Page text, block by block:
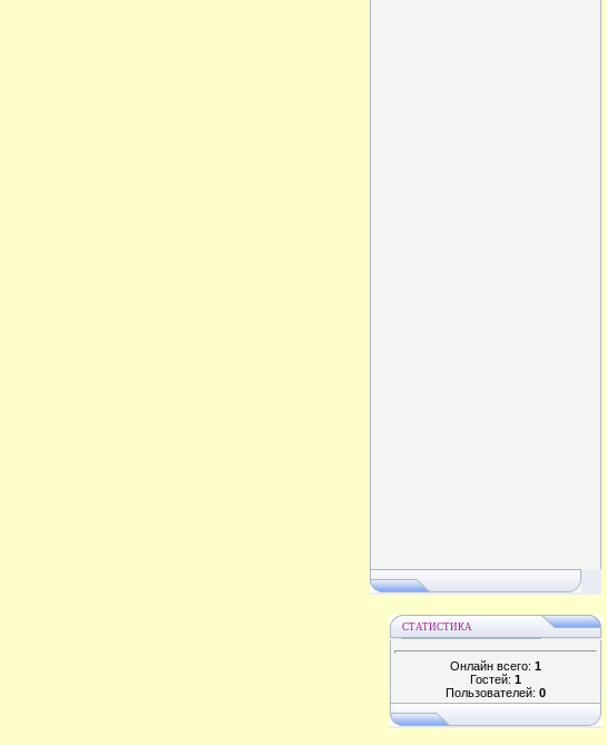
СТАТИСТИКА
Онлайн всего: 1
Гостей: 1
Пользователей: 0